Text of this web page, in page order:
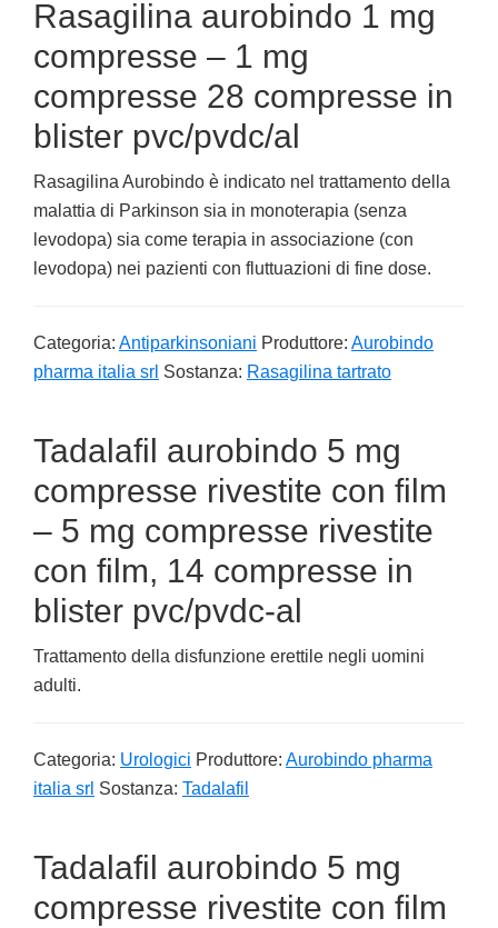
Rasagilina aurobindo 1 mg
compresse – 1 mg
compresse 28 compresse in
blister pvc/pvdc/al
Rasagilina Aurobindo è indicato nel trattamento della
malattia di Parkinson sia in monoterapia (senza
levodopa) sia come terapia in associazione (con
levodopa) nei pazienti con fluttuazioni di fine dose.
Categoria: Antiparkinsoniani Produttore: Aurobindo
pharma italia srl Sostanza: Rasagilina tartrato
Tadalafil aurobindo 5 mg
compresse rivestite con film
– 5 mg compresse rivestite
con film, 14 compresse in
blister pvc/pvdc-al
Trattamento della disfunzione erettile negli uomini
adulti.
Categoria: Urologici Produttore: Aurobindo pharma
italia srl Sostanza: Tadalafil
Tadalafil aurobindo 5 mg
compresse rivestite con film